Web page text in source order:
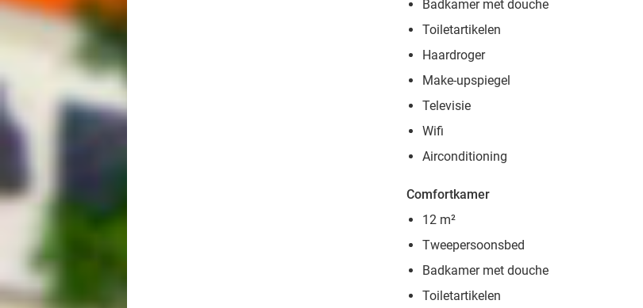
Badkamer met douche
Toiletartikelen
Haardroger
Make-upspiegel
Televisie
Wifi
Airconditioning
Comfortkamer
12 m²
Tweepersoonsbed
Badkamer met douche
Toiletartikelen